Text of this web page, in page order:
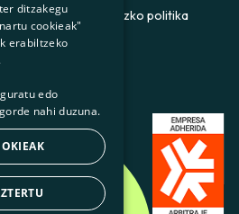
Cookieei buruzko politika
GL
BASQUE
ditzakegu
cookieak"
erabiltzeko
edo
nahi duzuna.